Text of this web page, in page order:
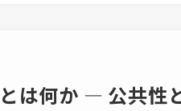
は何か ― 公共性